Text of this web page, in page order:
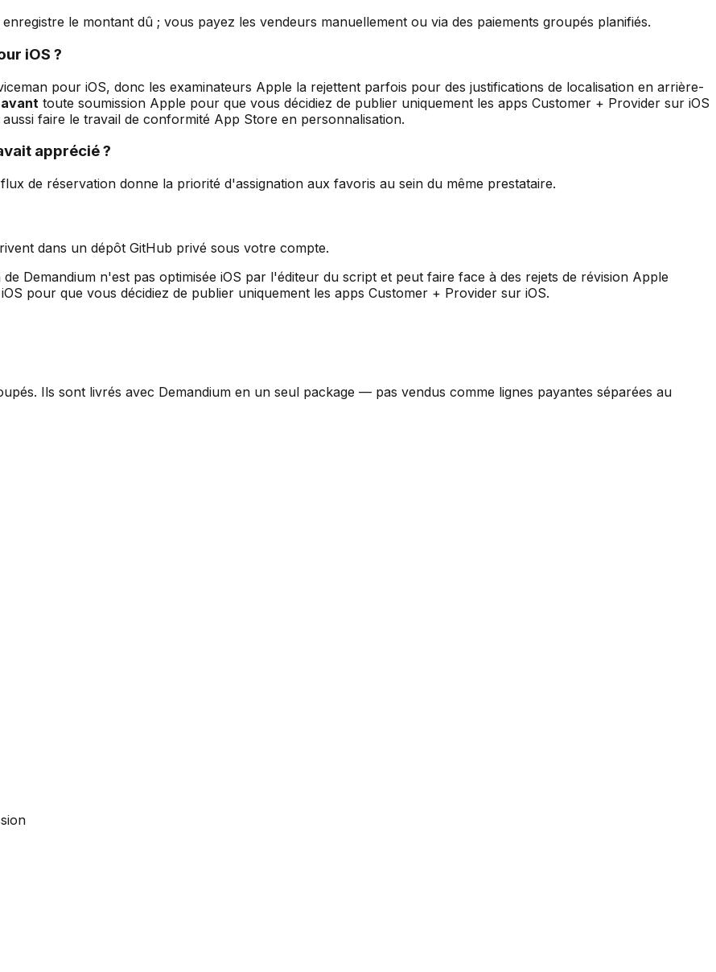
le montant dû ; vous payez les vendeurs manuellement ou via des paiements groupés planifiés.
iOS ?
pour iOS, donc les examinateurs Apple la rejettent parfois pour des justifications de localisation en arrière-
avant toute soumission Apple pour que vous décidiez de publier uniquement les apps Customer + Provider sur iOS
faire le travail de conformité App Store en personnalisation.
apprécié ?
de réservation donne la priorité d'assignation aux favoris au sein du même prestataire.
dans un dépôt GitHub privé sous votre compte.
Demandium n'est pas optimisée iOS par l'éditeur du script et peut faire face à des rejets de révision Apple
pour que vous décidiez de publier uniquement les apps Customer + Provider sur iOS.
. Ils sont livrés avec Demandium en un seul package — pas vendus comme lignes payantes séparées au